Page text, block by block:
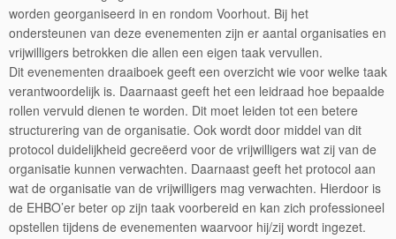
worden georganiseerd in en rondom Voorhout. Bij het
ondersteunen van deze evenementen zijn er aantal organisaties en
vrijwilligers betrokken die allen een eigen taak vervullen.
Dit evenementen draaiboek geeft een overzicht wie voor welke taak
verantwoordelijk is. Daarnaast geeft het een leidraad hoe bepaalde
rollen vervuld dienen te worden. Dit moet leiden tot een betere
structurering van de organisatie. Ook wordt door middel van dit
protocol duidelijkheid gecreëerd voor de vrijwilligers wat zij van de
organisatie kunnen verwachten. Daarnaast geeft het protocol aan
wat de organisatie van de vrijwilligers mag verwachten. Hierdoor is
de EHBO’er beter op zijn taak voorbereid en kan zich professioneel
opstellen tijdens de evenementen waarvoor hij/zij wordt ingezet.